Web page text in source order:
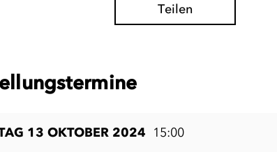
Teilen
13 OKTOBER 2024 15:00